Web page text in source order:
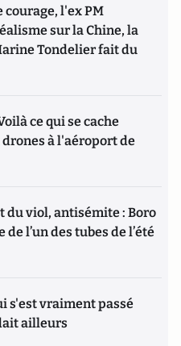
courage, l'ex PM
sur la Chine, la
Tondelier fait du
ce qui se cache
à l'aéroport de
du viol, antisémite : Boro
l’un des tubes de l’été
s'est vraiment passé
ailleurs